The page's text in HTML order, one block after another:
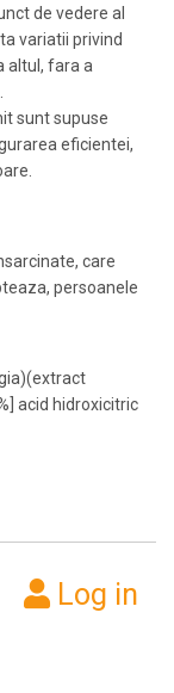
de vedere al
variatii privind
altul, fara a
sunt supuse
eficientei,
care
persoanele
acid hidroxicitric
Log in